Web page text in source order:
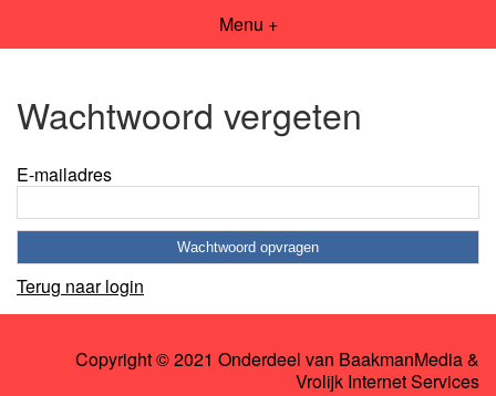
Menu +
Wachtwoord vergeten
E-mailadres
Terug naar login
Copyright © 2021 Onderdeel van BaakmanMedia&
Vrolijk Internet Services